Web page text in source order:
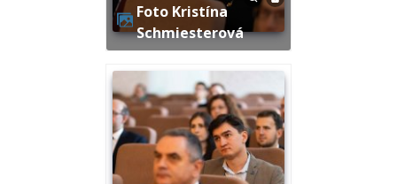
Foto Kristína
Schmiesterová